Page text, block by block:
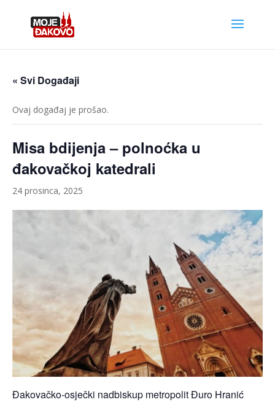
« Svi Događaji
Ovaj događaj je prošao.
Misa bdijenja – polnoćka u
đakovačkoj katedrali
24 prosinca, 2025
Đakovačko-osječki nadbiskup metropolit Đuro Hranić